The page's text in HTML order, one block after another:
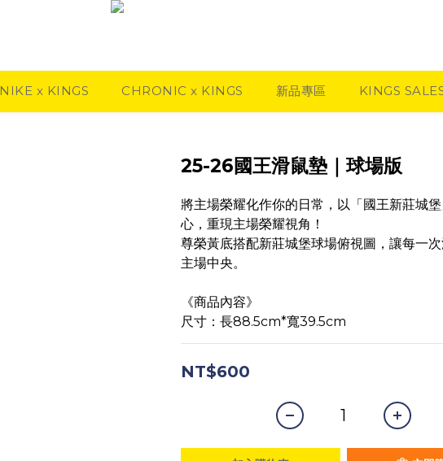
NIKE x KINGS CHRONIC x KINGS 新品專區 KINGS
25-26國王滑鼠墊｜球場版
將主場榮耀化作你的日常，以「國王新莊城
心，重現主場榮耀視角！
尊榮黃底搭配新莊城堡球場俯視圖，讓每一
主場中央。
《商品內容》
尺寸：長88.5cm*寬39.5cm
NT$600